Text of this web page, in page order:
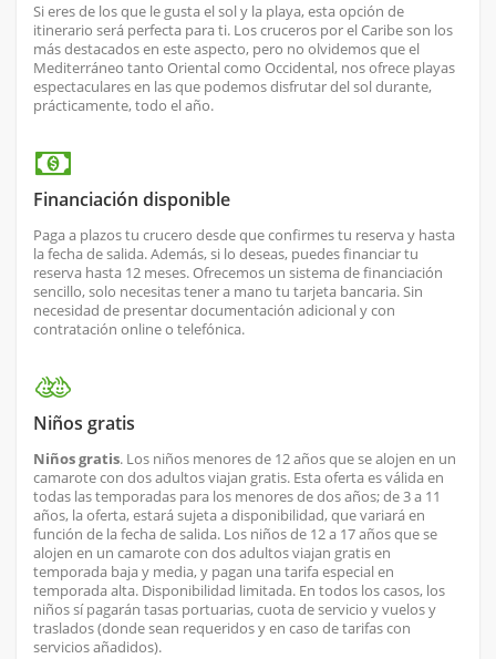
Si eres de los que le gusta el sol y la playa, esta opción de
itinerario será perfecta para ti. Los cruceros por el Caribe son los
más destacados en este aspecto, pero no olvidemos que el
Mediterráneo tanto Oriental como Occidental, nos ofrece playas
espectaculares en las que podemos disfrutar del sol durante,
prácticamente, todo el año.
Financiación disponible
Paga a plazos tu crucero desde que confirmes tu reserva y hasta
la fecha de salida. Además, si lo deseas, puedes financiar tu
reserva hasta 12 meses. Ofrecemos un sistema de financiación
sencillo, solo necesitas tener a mano tu tarjeta bancaria. Sin
necesidad de presentar documentación adicional y con
contratación online o telefónica.
Niños gratis
Niños gratis. Los niños menores de 12 años que se alojen en un
camarote con dos adultos viajan gratis. Esta oferta es válida en
todas las temporadas para los menores de dos años; de 3 a 11
años, la oferta, estará sujeta a disponibilidad, que variará en
función de la fecha de salida. Los niños de 12 a 17 años que se
alojen en un camarote con dos adultos viajan gratis en
temporada baja y media, y pagan una tarifa especial en
temporada alta. Disponibilidad limitada. En todos los casos, los
niños sí pagarán tasas portuarias, cuota de servicio y vuelos y
traslados (donde sean requeridos y en caso de tarifas con
servicios añadidos).